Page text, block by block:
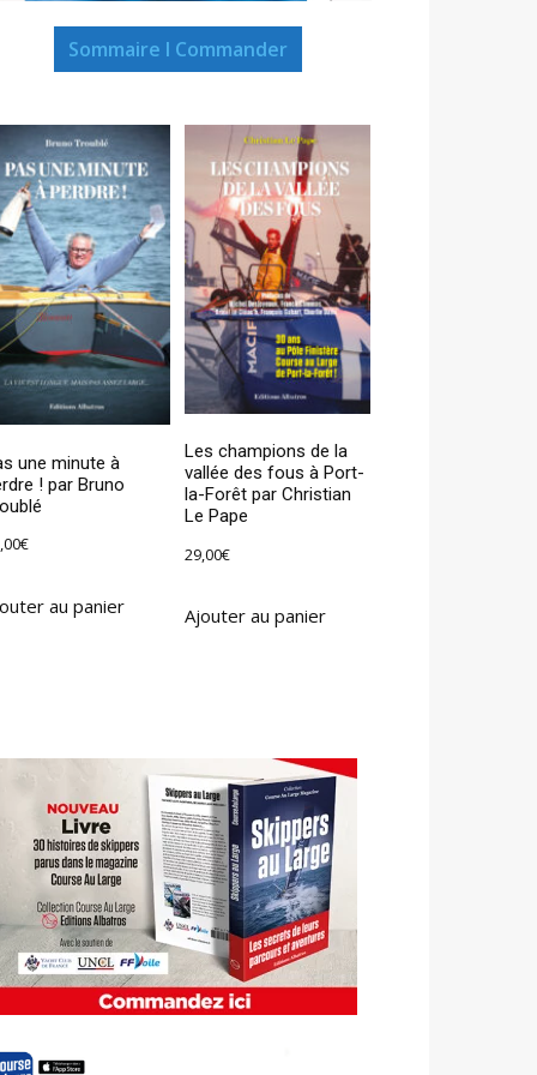
Sommaire I Commander
une minute à
! par Bruno
€
au panier
Les champions de la
vallée des fous à Port-
la-Forêt par Christian
Le Pape
29,00€
Ajouter au panier